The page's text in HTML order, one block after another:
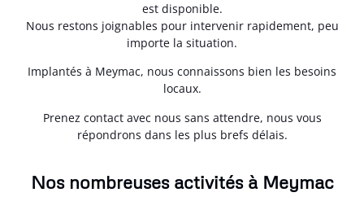
est disponible.
Nous restons joignables pour intervenir rapidement, peu
importe la situation.
Implantés à Meymac, nous connaissons bien les besoins
locaux.
Prenez contact avec nous sans attendre, nous vous
répondrons dans les plus brefs délais.
Nos nombreuses activités à Meymac